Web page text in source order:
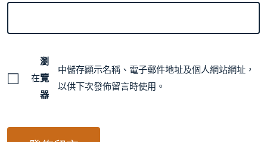
在
瀏
覽
器
中儲存顯示名稱、電子郵件地址及個人網站網址，
以供下次發佈留言時使用。